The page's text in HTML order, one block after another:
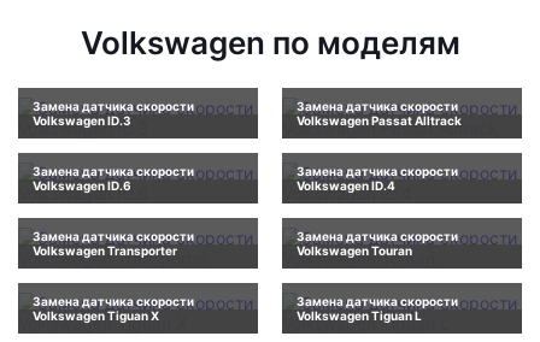
Volkswagen по моделям
Замена датчика скорости
Volkswagen ID.3
Замена датчика скорости
Volkswagen Passat Alltrack
Замена датчика скорости
Volkswagen ID.6
Замена датчика скорости
Volkswagen ID.4
Замена датчика скорости
Volkswagen Transporter
Замена датчика скорости
Volkswagen Touran
Замена датчика скорости
Volkswagen Tiguan X
Замена датчика скорости
Volkswagen Tiguan L